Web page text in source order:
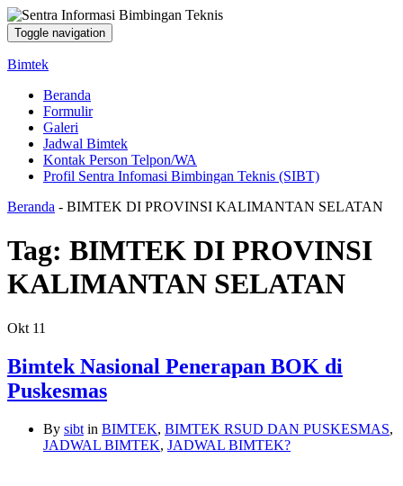
Toggle navigation
Bimtek
Beranda
Formulir
Galeri
Jadwal Bimtek
Kontak Person Telpon/WA
Profil Sentra Infomasi Bimbingan Teknis (SIBT)
Beranda - BIMTEK DI PROVINSI KALIMANTAN SELATAN
Tag: BIMTEK DI PROVINSI
KALIMANTAN SELATAN
Okt 11
Bimtek Nasional Penerapan BOK di
Puskesmas
By sibt in BIMTEK, BIMTEK RSUD DAN PUSKESMAS,
JADWAL BIMTEK, JADWAL BIMTEK?